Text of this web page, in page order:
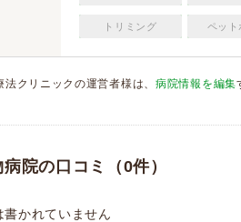
トリミング ペット
クリニックの運営者様は、 病院情報を編集
院の口コミ（0件）
書かれていません